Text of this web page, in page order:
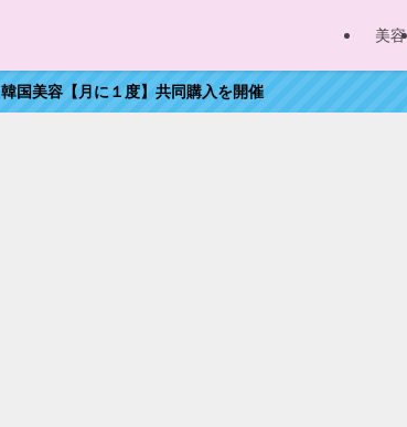
美容
韓国美容【月に１度】共同購入を開催